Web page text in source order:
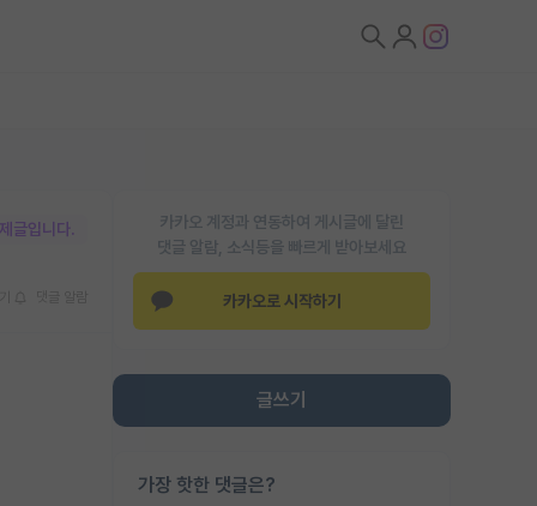
카카오 계정과 연동하여 게시글에 달린
댓글 알람, 소식등을 빠르게 받아보세요
카카오로 시작하기
글쓰기
가장 핫한 댓글은?
글입니다.